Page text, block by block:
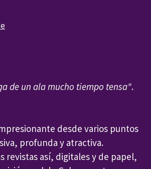
de un ala mucho tiempo tensa".
desde varios puntos
profunda y atractiva.
revistas así, digitales y de papel,